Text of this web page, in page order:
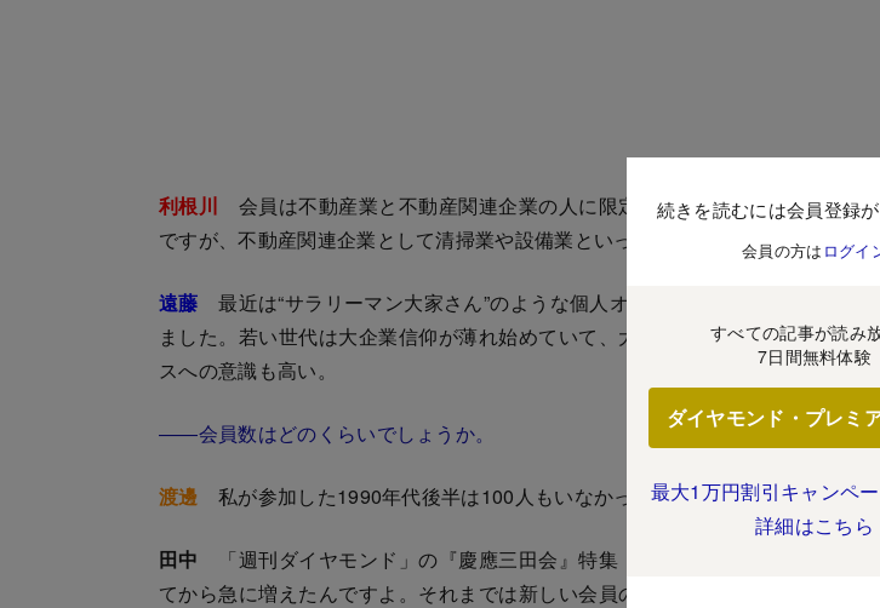
利根川 会員は不動産業と不動産関連企業の人に限定しています。不動産の売
ですが、不動産関連企業として清掃業や設備業といった人々も所属しています。
遠藤 最近は“サラリーマン大家さん”のような個人オーナーも増えてきて1割ほ
ました。若い世代は大企業信仰が薄れ始めていて、大手企業を辞めた人もいま
スへの意識も高い。
――会員数はどのくらいでしょうか。
渡邊 私が参加した1990年代後半は100人もいなかったですね。でも今は約850
田中 「週刊ダイヤモンド」の『慶應三田会』特集（2016年5月28日号）で不
てから急に増えたんですよ。それまでは新しい会員のほとんどが既存会員の紹
続きを読むには会員登録が
会員の方は ログイ
すべての記事が読み
7日間無料体験
ダイヤモンド・プレミ
最大1万円割引キャンペ
詳細はこちら